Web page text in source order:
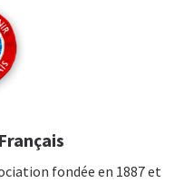
fondée en 1887 et